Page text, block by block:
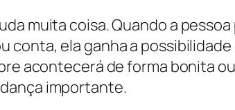
muita coisa. Quando a
conta, ela ganha a
acontecerá de forma bonita
importante.